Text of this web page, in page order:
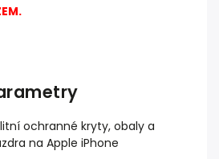
ochranné kryty, obaly a
na Apple iPhone